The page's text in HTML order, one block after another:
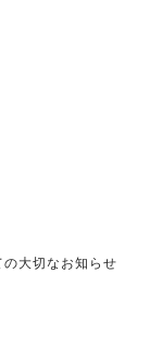
大切なお知らせ